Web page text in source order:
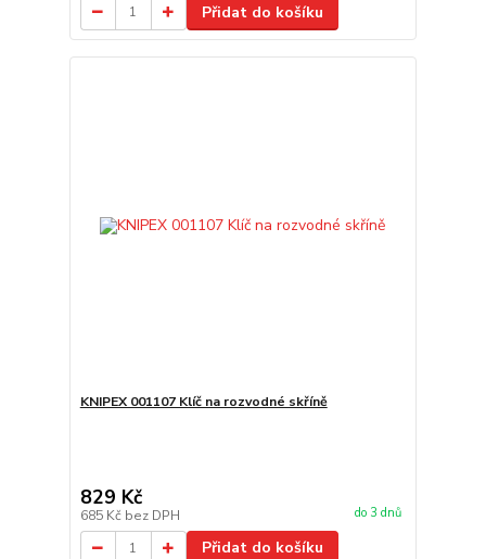
Přidat do košíku
KNIPEX 001107 Klíč na rozvodné skříně
829 Kč
685 Kč bez DPH do 3 dnů
Přidat do košíku